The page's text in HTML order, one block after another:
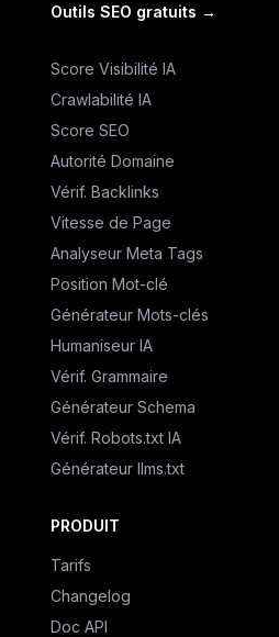
Outils SEO gratuits →
Score Visibilité IA
Crawlabilité IA
Score SEO
Autorité Domaine
Vérif. Backlinks
Vitesse de Page
Analyseur Meta Tags
Position Mot-clé
Générateur Mots-clés
Humaniseur IA
Vérif. Grammaire
Générateur Schema
Vérif. Robots.txt IA
Générateur llms.txt
PRODUIT
Tarifs
Changelog
Doc API